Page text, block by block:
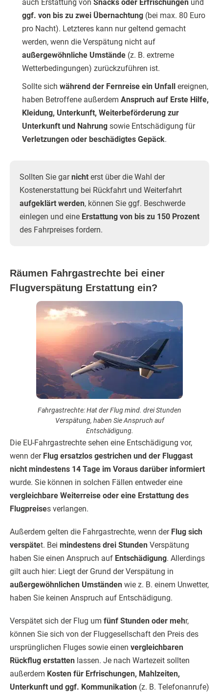
auch Erstattung von Snacks oder Erfrischungen und
ggf. von bis zu zwei Übernachtung (bei max. 80 Euro
pro Nacht). Letzteres kann nur geltend gemacht
werden, wenn die Verspätung nicht auf
außergewöhnliche Umstände (z. B. extreme
Wetterbedingungen) zurückzuführen ist.
Sollte sich während der Fernreise ein Unfall ereignen,
haben Betroffene außerdem Anspruch auf Erste Hilfe,
Kleidung, Unterkunft, Weiterbeförderung zur
Unterkunft und Nahrung sowie Entschädigung für
Verletzungen oder beschädigtes Gepäck.
Sollten Sie garnicht erst über die Wahl der
Kostenerstattung bei Rückfahrt und Weiterfahrt
aufgeklärt werden, können Sie ggf. Beschwerde
einlegen und eine Erstattung von bis zu 150 Prozent
des Fahrpreises fordern.
Räumen Fahrgastrechte bei einer
Flugverspätung Erstattung ein?
Fahrgastrechte: Hat der Flug mind. drei Stunden
Verspätung, haben Sie Anspruch auf
Entschädigung.
Die EU-Fahrgastrechte sehen eine Entschädigung vor,
wenn der Flug ersatzlos gestrichen und der Fluggast
nicht mindestens 14 Tage im Voraus darüber informiert
wurde. Sie können in solchen Fällen entweder eine
vergleichbare Weiterreise oder eine Erstattung des
Flugpreises verlangen.
Außerdem gelten die Fahrgastrechte, wenn der Flug sich
verspätet. Bei mindestens drei Stunden Verspätung
haben Sie einen Anspruch auf Entschädigung. Allerdings
gilt auch hier: Liegt der Grund der Verspätung in
außergewöhnlichen Umständen wie z. B. einem Unwetter,
haben Sie keinen Anspruch auf Entschädigung.
Verspätet sich der Flug um fünf Stunden oder mehr,
können Sie sich von der Fluggesellschaft den Preis des
ursprünglichen Fluges sowie einen vergleichbaren
Rückflug erstatten lassen. Je nach Wartezeit sollten
außerdem Kosten für Erfrischungen, Mahlzeiten,
Unterkunft und ggf. Kommunikation (z. B. Telefonanrufe)